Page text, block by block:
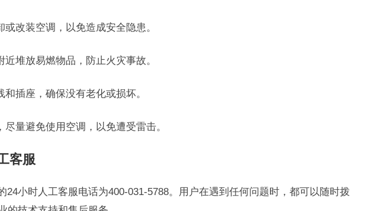
或改装空调，以免造成安全隐患。
近堆放易燃物品，防止火灾事故。
和插座，确保没有老化或损坏。
尽量避免使用空调，以免遭受雷击。
客服
24小时人工客服电话为400-031-5788。用户在遇到任何问题时，都可以随时拨